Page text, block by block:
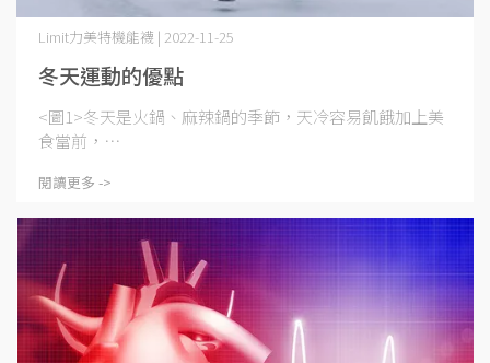
冬天運動的優點
Limit力美特機能襪 | 2022-11-25
<圖1>冬天是火鍋、麻辣鍋的季節，天冷容易飢餓加上美
食當前，⋯
閱讀更多 ->